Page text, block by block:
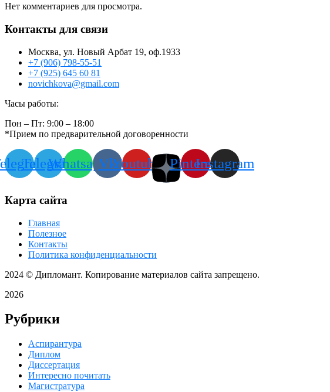
Нет комментариев для просмотра.
Контакты для связи
Москва, ул. Новый Арбат 19, оф.1933
+7 (906) 798-55-51
+7 (925) 645 60 81
novichkova@gmail.com
Часы работы:
Пон – Пт: 9:00 – 18:00
*Прием по предварительной договоренности
TelegramWhatsappVkYoutube PinterestInstagram
Карта сайта
Главная
Полезное
Контакты
Политика конфиденциальности
2024 © Дипломант. Копирование материалов сайта запрещено.
2026
Рубрики
Аспирантура
Диплом
Диссертация
Интересно почитать
Магистратура